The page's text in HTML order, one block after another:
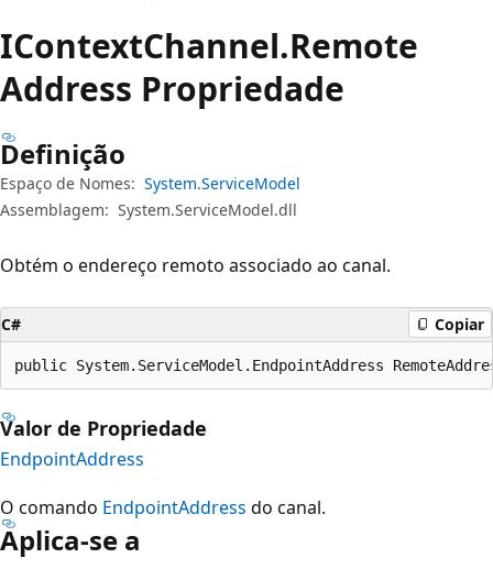
IContextChannel.Remote
Address Propriedade
Definição
Espaço de Nomes: System.ServiceModel
Assemblagem: System.ServiceModel.dll
Obtém o endereço remoto associado ao canal.
C# Copiar
public System.ServiceModel.EndpointAddress
Valor de Propriedade
EndpointAddress
O comando EndpointAddress do canal.
Aplica-se a